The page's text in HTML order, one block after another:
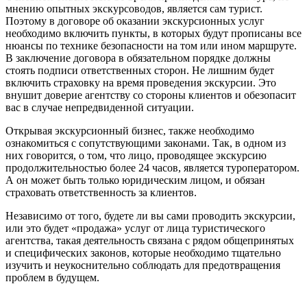
мнению опытных экскурсоводов, является сам турист.
Поэтому в договоре об оказании экскурсионных услуг
необходимо включить пункты, в которых будут прописаны все
нюансы по технике безопасности на том или ином маршруте.
В заключение договора в обязательном порядке должны
стоять подписи ответственных сторон. Не лишним будет
включить страховку на время проведения экскурсии. Это
внушит доверие агентству со стороны клиентов и обезопасит
вас в случае непредвиденной ситуации.
Открывая экскурсионный бизнес, также необходимо
ознакомиться с сопутствующими законами. Так, в одном из
них говорится, о том, что лицо, проводящее экскурсию
продолжительностью более 24 часов, является туроператором.
А он может быть только юридическим лицом, и обязан
страховать ответственность за клиентов.
Независимо от того, будете ли вы сами проводить экскурсии,
или это будет «продажа» услуг от лица туристического
агентства, такая деятельность связана с рядом общепринятых
и специфических законов, которые необходимо тщательно
изучить и неукоснительно соблюдать для предотвращения
проблем в будущем.